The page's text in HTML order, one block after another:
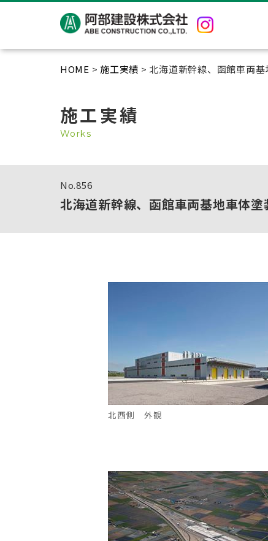
HOME >施工実績 > 北海道新幹線、函館車両
施工実績
Works
No.856
北海道新幹線、函館車両基地車体
北西側 外観